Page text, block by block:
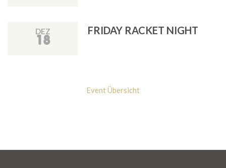
DEZ
18
FRIDAY RACKET NIGHT
Event Übersicht